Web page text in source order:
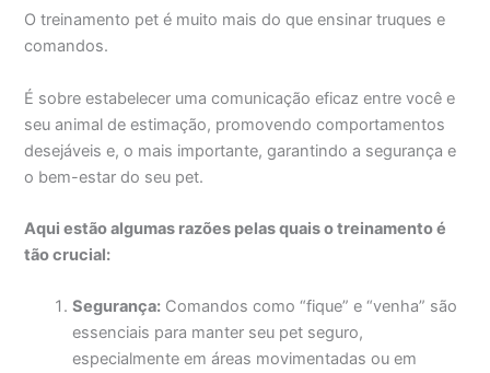
O treinamento pet é muito mais do que ensinar truques e
comandos.
É sobre estabelecer uma comunicação eficaz entre você e
seu animal de estimação, promovendo comportamentos
desejáveis e, o mais importante, garantindo a segurança e
o bem-estar do seu pet.
Aqui estão algumas razões pelas quais o treinamento é
tão crucial:
Segurança: Comandos como “fique” e “venha” são
essenciais para manter seu pet seguro,
especialmente em áreas movimentadas ou em